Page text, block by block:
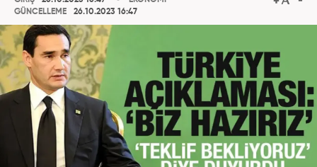
GÜNCELLEME
26.10.2023 16:47